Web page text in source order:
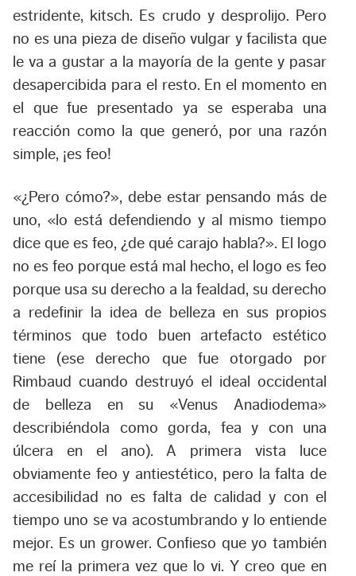
estridente, kitsch. Es crudo y desprolijo. Pero
no es una pieza de diseño vulgar y facilista que
le va a gustar a la mayoría de la gente y pasar
desapercibida para el resto. En el momento en
el que fue presentado ya se esperaba una
reacción como la que generó, por una razón
simple, ¡es feo!
«¿Pero cómo?», debe estar pensando más de
uno, «lo está defendiendo y al mismo tiempo
dice que es feo, ¿de qué carajo habla?». El logo
no es feo porque está mal hecho, el logo es feo
porque usa su derecho a la fealdad, su derecho
a redefinir la idea de belleza en sus propios
términos que todo buen artefacto estético
tiene (ese derecho que fue otorgado por
Rimbaud cuando destruyó el ideal occidental
de belleza en su «Venus Anadiodema»
describiéndola como gorda, fea y con una
úlcera en el ano). A primera vista luce
obviamente feo y antiestético, pero la falta de
accesibilidad no es falta de calidad y con el
tiempo uno se va acostumbrando y lo entiende
mejor. Es un grower. Confieso que yo también
me reí la primera vez que lo vi. Y creo que en